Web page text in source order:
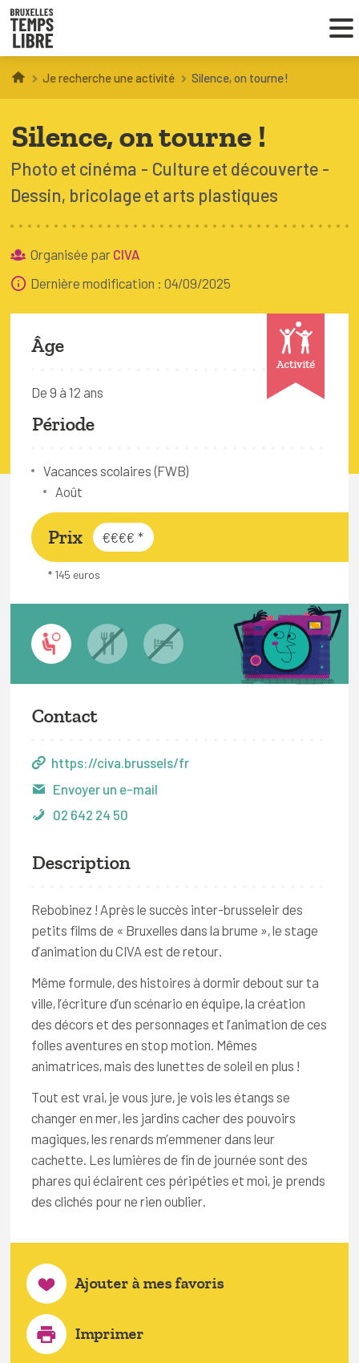
Infos parents
Coordinations ATL
À BRUXELLES
Bruxelles Temps Libre
Je recherche une activité Silence, on tourne !
Silence, on tourne !
Photo et cinéma
Culture et découverte
Dessin, bricolage et arts plastiques
Organisée par CIVA
Dernière modification : 04/09/2025
Activité
Âge
De 9 à 12 ans
Période
Vacances scolaires (FWB)
Août
Prix €€€€ *
* 145 euros
Contact
https://civa.brussels/fr
Envoyer un e-mail
02 642 24 50
Description
Rebobinez ! Après le succès inter-brusseleir des
petits films de « Bruxelles dans la brume », le stage
d’animation du CIVA est de retour.
Même formule, des histoires à dormir debout sur ta
ville, l’écriture d’un scénario en équipe, la création
des décors et des personnages et l’animation de ces
folles aventures en stop motion. Mêmes
animatrices, mais des lunettes de soleil en plus !
Tout est vrai, je vous jure, je vois les étangs se
changer en mer, les jardins cacher des pouvoirs
magiques, les renards m’emmener dans leur
cachette. Les lumières de fin de journée sont des
phares qui éclairent ces péripéties et moi, je prends
des clichés pour ne rien oublier.
Ajouter à mes favoris
Imprimer